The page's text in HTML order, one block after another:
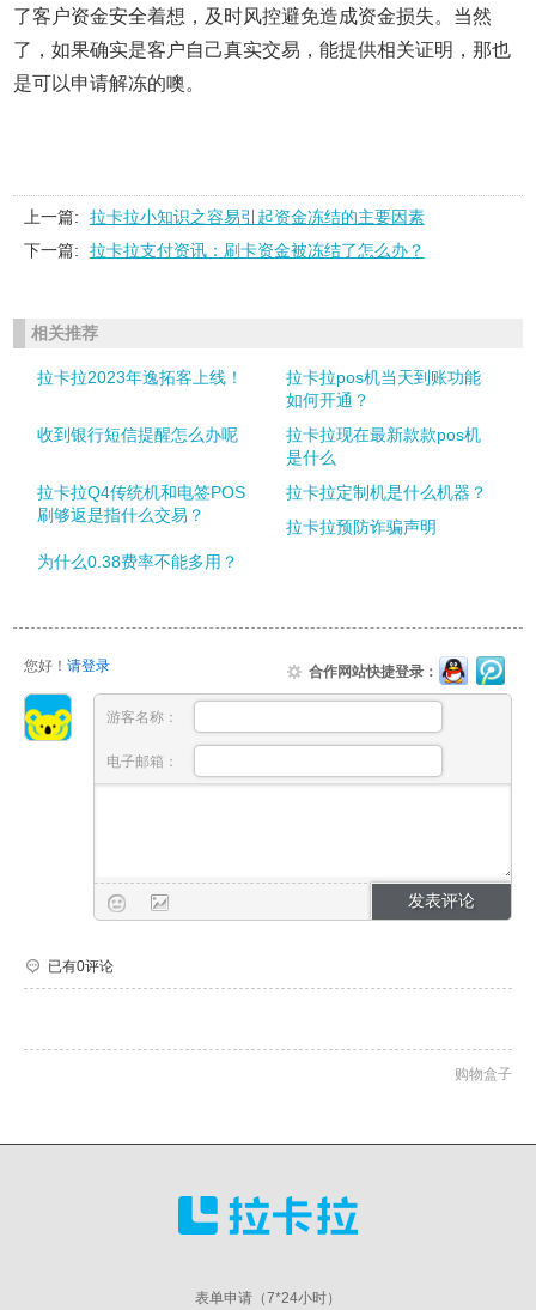
了客户资金安全着想，及时风控避免造成资金损失。当然
了，如果确实是客户自己真实交易，能提供相关证明，那也
是可以申请解冻的噢。
上一篇:
拉卡拉小知识之容易引起资金冻结的主要因素
下一篇:
拉卡拉支付资讯：刷卡资金被冻结了怎么办？
相关推荐
拉卡拉2023年逸拓客上线！
拉卡拉pos机当天到账功能
如何开通？
收到银行短信提醒怎么办呢
拉卡拉现在最新款款pos机
是什么
拉卡拉Q4传统机和电签POS
刷够返是指什么交易？
拉卡拉定制机是什么机器？
拉卡拉预防诈骗声明
为什么0.38费率不能多用？
您好！ 请登录 合作网站快捷登录：
游客名称：
电子邮箱：
已有0评论
购物盒子
表单申请（7*24小时）